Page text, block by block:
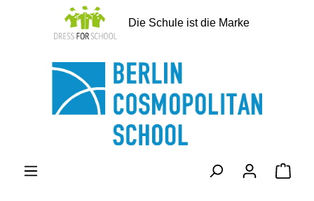
springen
Die Schule ist die Marke